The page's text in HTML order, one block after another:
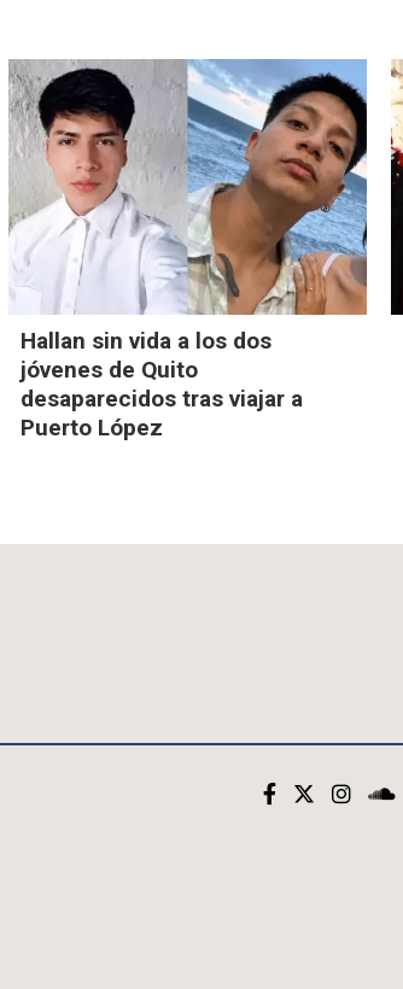
Hallan sin vida a los dos
jóvenes de Quito
desaparecidos tras viajar a
Puerto López